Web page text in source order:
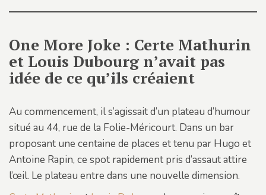
One More Joke : Certe Mathurin
et Louis Dubourg n’avait pas
idée de ce qu’ils créaient
Au commencement, il s’agissait d’un plateau d’humour
situé au 44, rue de la Folie-Méricourt. Dans un bar
proposant une centaine de places et tenu par Hugo et
Antoine Rapin, ce spot rapidement pris d’assaut attire
l’œil. Le plateau entre dans une nouvelle dimension.